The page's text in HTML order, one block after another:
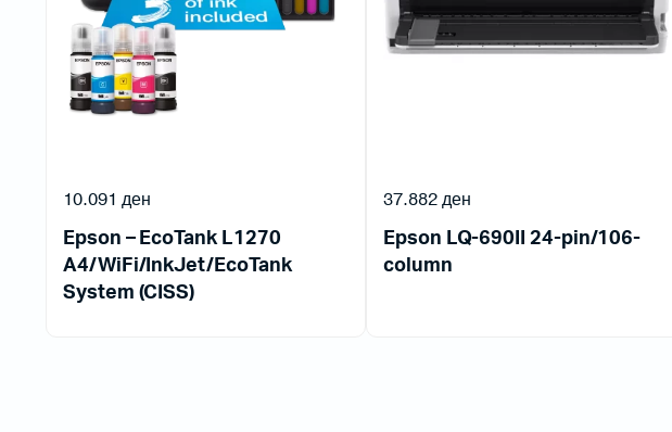
Epson – EcoTank L1270
A4/WiFi/InkJet/EcoTank
System (CISS)
10.091 ден
Epson LQ-690II 24-pin/106-
column
37.882ден